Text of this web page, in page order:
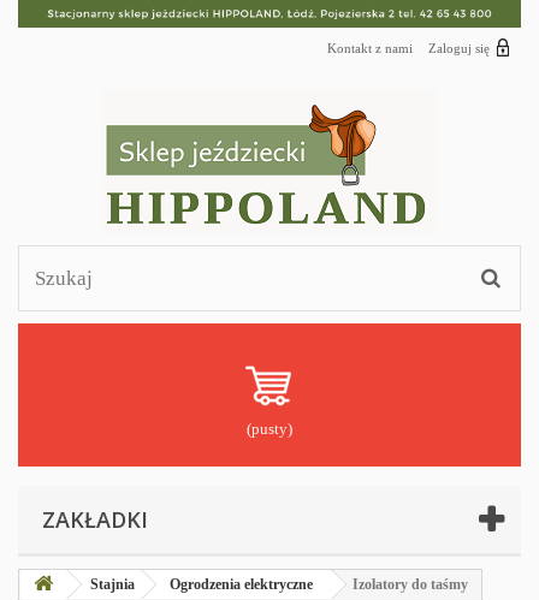
Zaloguj się
Kontakt z nami
(pusty)
ZAKŁADKI
Stajnia Ogrodzenia elektryczne Izolatory do taśmy